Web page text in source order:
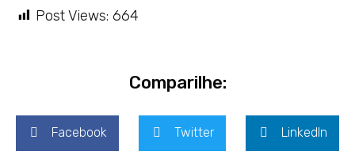
Post Views: 664
Comparilhe:
Facebook Twitter LinkedIn